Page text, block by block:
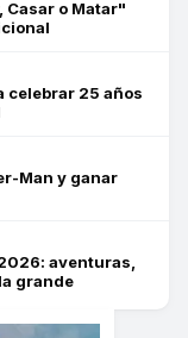
Casar o Matar"
celebrar 25 años
Man y ganar
aventuras,
grande